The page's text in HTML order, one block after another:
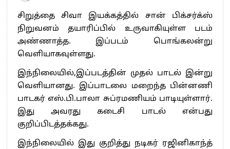
சிறுத்தை சிவா இயக்கத்தில் சான் பிக்சர்க்ஸ்
நிறுவனம் தயாரிப்பில் உருவாகியுள்ள படம்
அண்ணாத்த. இப்படம் பொங்கலன்று
வெளியாகவுள்ளது.
இந்நிலையில்,இப்படத்தின் முதல் பாடல் இன்று
வெளியானது. இப்பாடலை மறைந்த பின்னணி
பாடகர் எஸ்.பி.பாலா சுப்ரமணியம் பாடியுள்ளார்.
இது அவரது கடைசி பாடல் என்பது
குறிப்பிடத்தக்கது.
இந்நிலையில் இது குறித்து நடிகர் ரஜினிகாந்த்